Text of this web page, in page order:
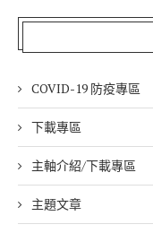
COVID-19 防疫專區
下載專區
主軸介紹/下載專區
主題文章